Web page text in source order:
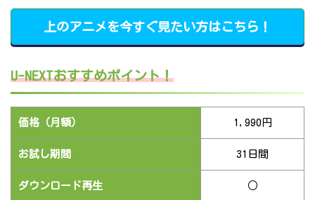
上のアニメを今すぐ見たい方はこちら！
U-NEXTおすすめポイント！
価格（月額） 1,990円
お試し期間 31日間
ダウンロード再生 ○